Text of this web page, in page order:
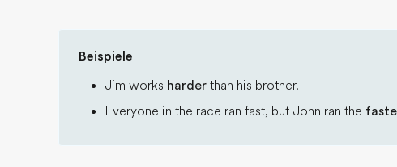
Beispiele
Jim works harder than his brother.
Everyone in the race ran fast, but John ran the